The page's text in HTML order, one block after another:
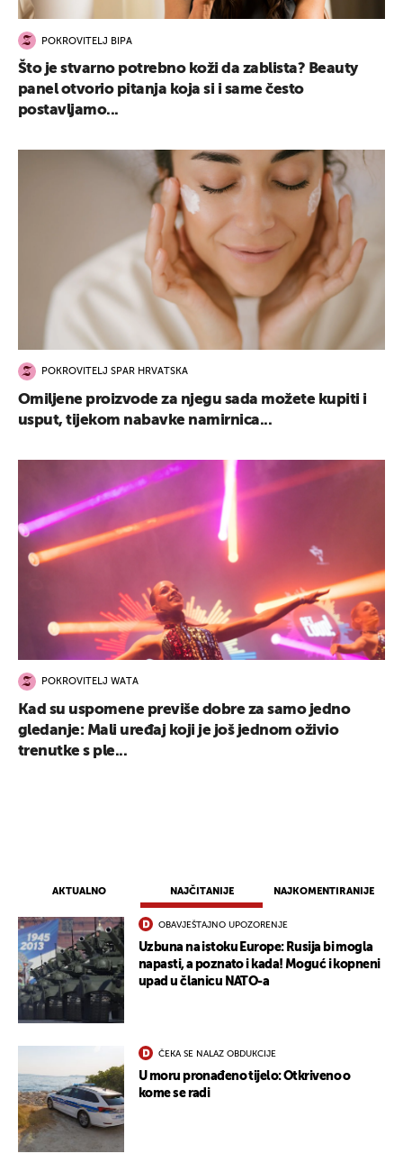
AKTUALNO NAJČITANIJE NAJKOMENTIRANIJE
OBAVJEŠTAJNO UPOZORENJE
Uzbuna na istoku Europe: Rusija bi mogla
napasti, a poznato i kada! Moguć i kopneni
upad u članicu NATO-a
ČEKA SE NALAZ OBDUKCIJE
U moru pronađeno tijelo: Otkriveno o
kome se radi
POKROVITELJ BIPA
Što je stvarno potrebno koži da zablista? Beauty
panel otvorio pitanja koja si i same često
postavljamo...
POKROVITELJ SPAR HRVATSKA
Omiljene proizvode za njegu sada možete kupiti i
usput, tijekom nabavke namirnica...
POKROVITELJ WATA
Kad su uspomene previše dobre za samo jedno
gledanje: Mali uređaj koji je još jednom oživio
trenutke s ple...